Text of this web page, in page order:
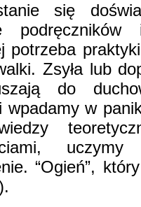
się
potrzeba
Zsyła lub
do
wpadamy w
“Ogień”,